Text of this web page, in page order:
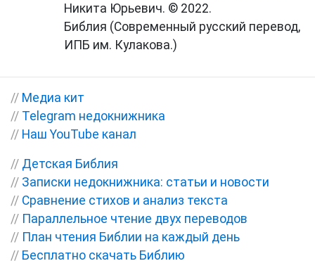
Никита Юрьевич. © 2022.
Библия (Современный русский перевод,
ИПБ им. Кулакова.)
// Медиа кит
// Telegram недокнижника
// Наш YouTube канал
// Детская Библия
// Записки недокнижника: статьи и новости
// Сравнение стихов и анализ текста
// Параллельное чтение двух переводов
// План чтения Библии на каждый день
// Бесплатно скачать Библию